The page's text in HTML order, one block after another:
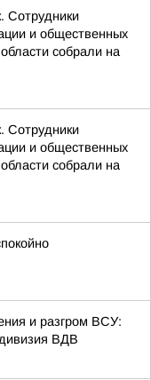
Сотрудники
и общественных
собрали на
Сотрудники
и общественных
собрали на
и разгром ВСУ:
дивизия ВДВ